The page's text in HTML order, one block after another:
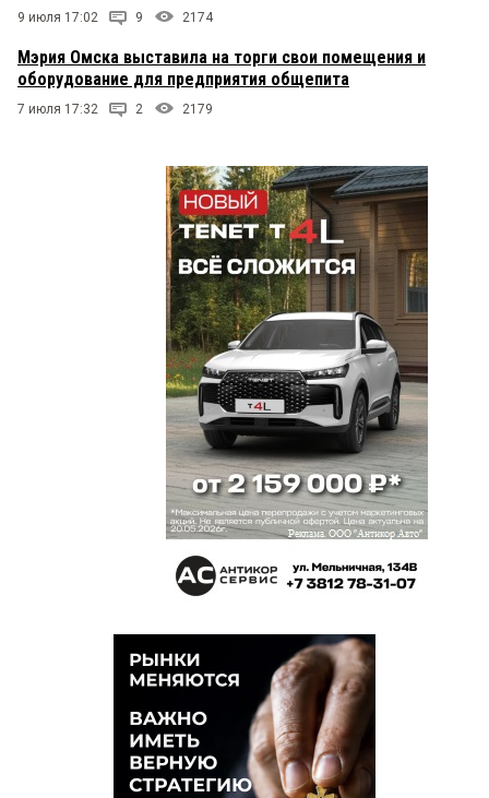
9 июля 17:02 9 2174
Мэрия Омска выставила на торги свои помещения и
оборудование для предприятия общепита
7 июля 17:32 2 2179